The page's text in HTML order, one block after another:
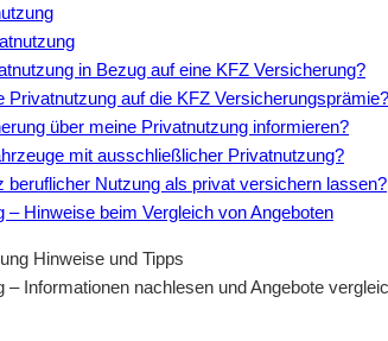
in Bezug auf eine KFZ Versicherung?
Privatnutzung auf die KFZ Versicherungsprämie?
über meine Privatnutzung informieren?
mit ausschließlicher Privatnutzung?
beruflicher Nutzung als privat versichern lassen?
Hinweise beim Vergleich von Angeboten
Informationen nachlesen und Angebote